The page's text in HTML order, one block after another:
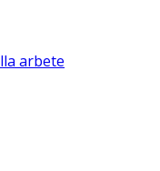
arbete